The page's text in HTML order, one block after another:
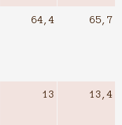
64,4 65,7
13 13,4